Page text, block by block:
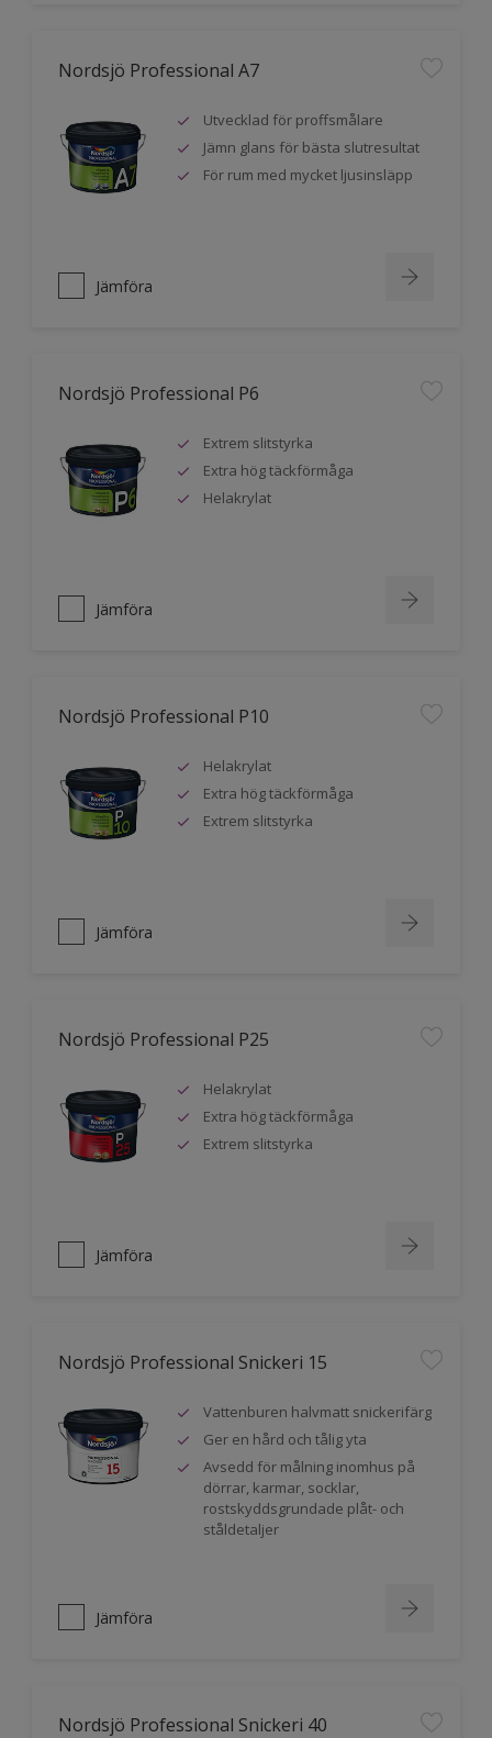
Nordsjö Professional A7
Utvecklad för proffsmålare
Jämn glans för bästa slutresultat
För rum med mycket ljusinsläpp
Jämföra
Nordsjö Professional P6
Extrem slitstyrka
Extra hög täckförmåga
Helakrylat
Jämföra
Nordsjö Professional P10
Helakrylat
Extra hög täckförmåga
Extrem slitstyrka
Jämföra
Nordsjö Professional P25
Helakrylat
Extra hög täckförmåga
Extrem slitstyrka
Jämföra
Nordsjö Professional Snickeri 15
Vattenburen halvmatt snickerifärg
Ger en hård och tålig yta
Avsedd för målning inomhus på
dörrar, karmar, socklar,
rostskyddsgrundade plåt- och
ståldetaljer
Jämföra
Nordsjö Professional Snickeri 40